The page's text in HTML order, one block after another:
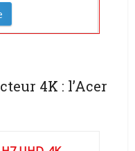
4K : l’Acer